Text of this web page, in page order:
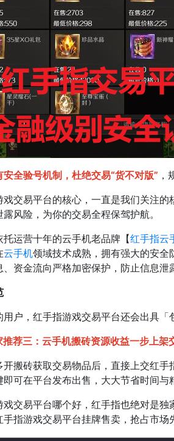
安全验号机制，杜绝交易“货不对版” ，
易平台的核心，一直是我们关注的
风险，为你的交易全程保驾护航。
运营十年的云手机老品牌【红手指云
云手机领域技术成熟，拥有强大的安
资金流向严格加密保护，防止信息泄
，红手指游戏交易平台还会出具「
三：云手机搬砖资源收益一步上架
砖获取交易物品后，直接上交红手
可在平台发布出售，大大节省时间与
易平台哪个好，红手指也绝对是独
指游戏交易平台挂牌售卖，抢占市场